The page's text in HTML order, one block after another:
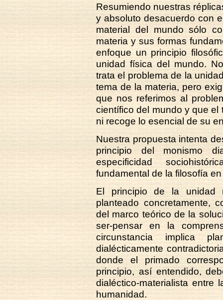
Resumiendo nuestras
y absoluto desacuerdo con
material del mundo sólo
materia y sus formas
enfoque un principio
unidad física del mundo.
trata el problema de la
tema de la materia, pero
que nos referimos al
científico del mundo y que
ni recoge lo esencial de su
Nuestra propuesta intenta
principio del monismo
especificidad
fundamental de la filosofía
El principio de la unidad
planteado concretamente,
del marco teórico de la
ser-pensar en la
circunstancia implica
dialécticamente
donde el primado
principio, así entendido,
dialéctico-materialista entre
humanidad.